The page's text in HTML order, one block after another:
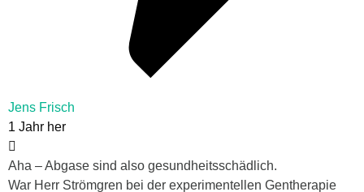
Jens Frisch
1 Jahr her
Aha – Abgase sind also gesundheitsschädlich.
War Herr Strömgren bei der experimentellen Gentherapie